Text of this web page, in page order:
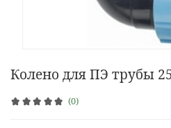
(0)
Колено для ПЭ трубы